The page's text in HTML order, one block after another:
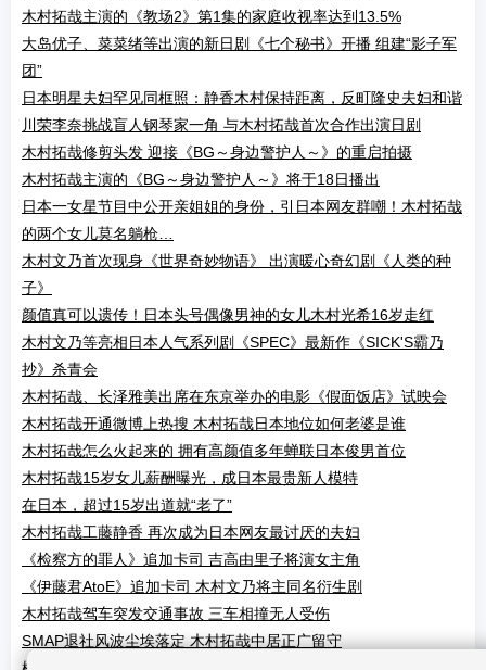
木村拓哉主演的《教场2》第1集的家庭收视率达到13.5%
大岛优子、菜菜绪等出演的新日剧《七个秘书》开播 组建“影子军
团”
日本明星夫妇罕见同框照：静香木村保持距离，反町隆史夫妇和谐
川荣李奈挑战盲人钢琴家一角 与木村拓哉首次合作出演日剧
木村拓哉修剪头发 迎接《BG～身边警护人～》的重启拍摄
木村拓哉主演的《BG～身边警护人～》将于18日播出
日本一女星节目中公开亲姐姐的身份，引日本网友群嘲！木村拓哉
的两个女儿莫名躺枪…
木村文乃首次现身《世界奇妙物语》 出演暖心奇幻剧《人类的种
子》
颜值真可以遗传！日本头号偶像男神的女儿木村光希16岁走红
木村文乃等亮相日本人气系列剧《SPEC》最新作《SICK'S霸乃
抄》杀青会
木村拓哉、长泽雅美出席在东京举办的电影《假面饭店》试映会
木村拓哉开通微博上热搜 木村拓哉日本地位如何老婆是谁
木村拓哉怎么火起来的 拥有高颜值多年蝉联日本俊男首位
木村拓哉15岁女儿薪酬曝光，成日本最贵新人模特
在日本，超过15岁出道就“老了”
木村拓哉工藤静香 再次成为日本网友最讨厌的夫妇
《检察方的罪人》追加卡司 吉高由里子将演女主角
《伊藤君AtoE》追加卡司 木村文乃将主同名衍生剧
木村拓哉驾车突发交通事故 三车相撞无人受伤
SMAP退社风波尘埃落定 木村拓哉中居正广留守